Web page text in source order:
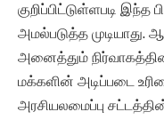
குறிப்பிட்டுள்ளபடி இந்த
அமல்படுத்த
அனைத்தும்
மக்களின் அடிப்படை
அரசியலமைப்பு